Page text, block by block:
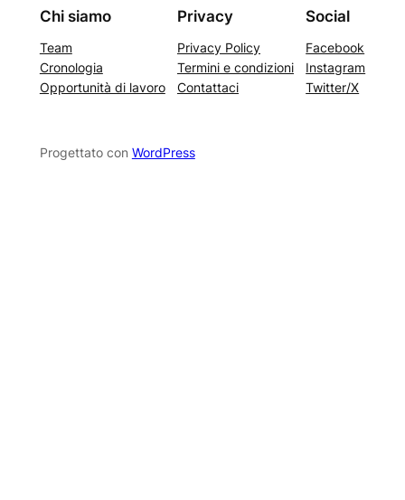
Chi siamo
Team
Cronologia
Opportunità di lavoro
Privacy
Privacy Policy
Termini e condizioni
Contattaci
Social
Facebook
Instagram
Twitter/X
Progettato con WordPress